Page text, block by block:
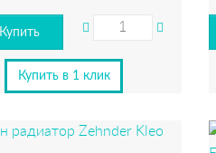
Купить
Купить в 1 клик